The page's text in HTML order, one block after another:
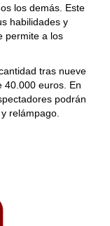
los demás. Este
habilidades y
permite a los
tras nueve
40.000 euros. En
podrán
relámpago.